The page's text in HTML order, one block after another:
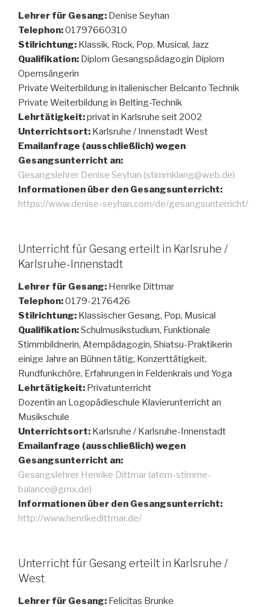
Lehrer für Gesang: Denise Seyhan
Telephon:01797660310
Stilrichtung: Klassik, Rock, Pop, Musical, Jazz
Qualifikation: Diplom Gesangspädagogin Diplom
Opernsängerin
Private Weiterbildung in italienischer Belcanto Technik
Private Weiterbildung in Belting-Technik
Lehrtätigkeit:privat in Karlsruhe seit 2002
Unterrichtsort: Karlsruhe / Innenstadt West
Emailanfrage (ausschließlich) wegen
Gesangsunterricht an:
Gesangslehrer Denise Seyhan (stimmklang@web.de)
Informationen über den Gesangsunterricht:
https://www.denise-seyhan.com/de/gesangsunterricht/
Unterricht für Gesang erteilt in Karlsruhe /
Karlsruhe-Innenstadt
Lehrer für Gesang: Henrike Dittmar
Telephon:0179-2176426
Stilrichtung: Klassischer Gesang, Pop, Musical
Qualifikation:Schulmusikstudium, Funktionale
Stimmbildnerin, Atempädagogin, Shiatsu-Praktikerin
einige Jahre an Bühnen tätig, Konzerttätigkeit,
Rundfunkchöre, Erfahrungen in Feldenkrais und Yoga
Lehrtätigkeit: Privatunterricht
Dozentin an Logopädieschule Klavierunterricht an
Musikschule
Unterrichtsort: Karlsruhe / Karlsruhe-Innenstadt
Emailanfrage (ausschließlich) wegen
Gesangsunterricht an:
Gesangslehrer Henrike Dittmar (atem-stimme-
balance@gmx.de)
Informationen über den Gesangsunterricht:
http://www.henrikedittmar.de/
Unterricht für Gesang erteilt in Karlsruhe /
West
Lehrer für Gesang: Felicitas Brunke